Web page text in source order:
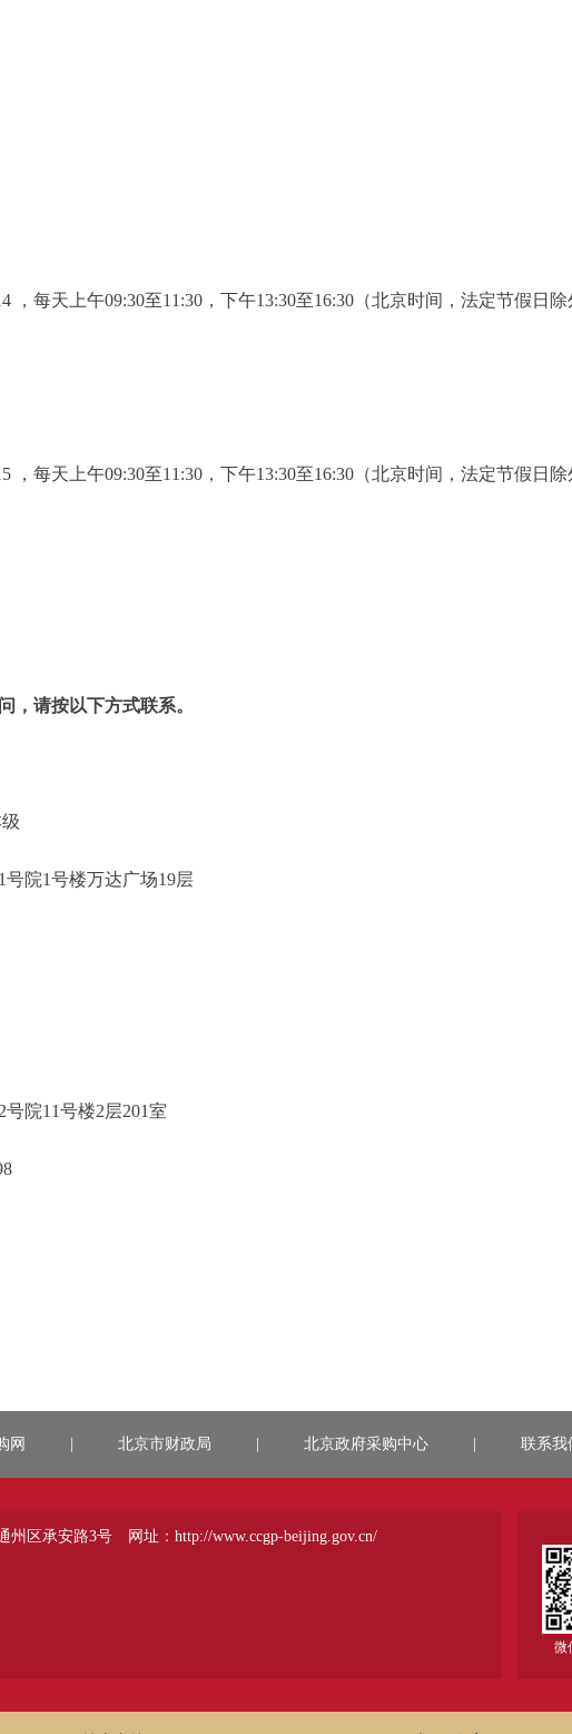
，每天上午09:30至11:30，下午13:30至16:30（北京时间，法定节假日除
，每天上午09:30至11:30，下午13:30至16:30（北京时间，法定节假日除
，请按以下方式联系。
务局本级
东街1号院1号楼万达广场19层
标有限公司
云杉路2号院11号楼2层201室
010-85758098
网 北京市财政局 北京政府采购中心 联系我
州区承安路3号 网址：http://www.ccgp-beijing.gov.cn/
微